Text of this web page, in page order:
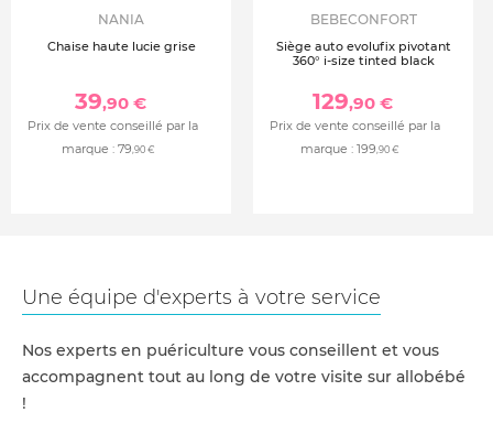
NANIA
Chaise haute lucie grise
39,90 €
Prix de vente conseillé par la
marque : 79,90 €
BEBECONFORT
Siège auto evolufix pivotant
360° i-size tinted black
129,90 €
Prix de vente conseillé par la
marque : 199,90 €
Une équipe d'experts à votre service
Nos experts en puériculture vous conseillent et vous
accompagnent tout au long de votre visite sur allobébé
!